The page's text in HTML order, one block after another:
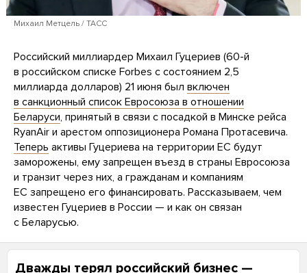
Михаил Метцель / ТАСС
Российский миллиардер Михаил Гуцериев (60-й
в российском списке Forbes с состоянием 2,5
миллиарда долларов) 21 июня был включен
в санкционный список Евросоюза в отношении
Беларуси, принятый в связи с посадкой в Минске рейса
RyanAir и арестом оппозиционера Романа Протасевича.
Теперь активы Гуцериева на территории ЕС будут
заморожены, ему запрещен въезд в страны Евросоюза
и транзит через них, а гражданам и компаниям
ЕС запрещено его финансировать. Рассказываем, чем
известен Гуцериев в России — и как он связан
с Беларусью.
Дважды терял российский бизнес —